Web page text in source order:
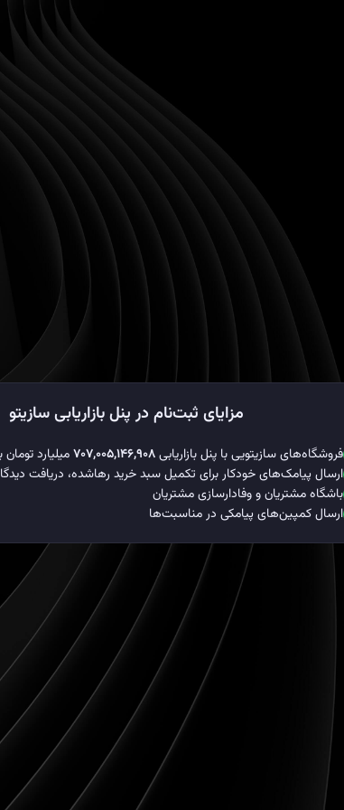
مزایای ثبت‌نام در پنل بازاریابی سازیتو
فروشگاه‌های سازیتویی با پنل بازاریابی۷۰۷,۰۰۵,۱۴۶,۹۰۸میلیارد
ارسال پیامک‌های خودکار برای تکمیل سبد خرید رهاشده، دریافت
باشگاه مشتریان و وفادارسازی مشتریان
ارسال کمپین‌های پیامکی در مناسبت‌ها